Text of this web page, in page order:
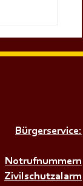
Bürgerservice:
Notrufnummern
Zivilschutzalarm